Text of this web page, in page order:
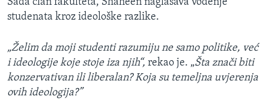
Sada član fakulteta, Shaheen naglašava vođenje
studenata kroz ideološke razlike.
„Želim da moji studenti razumiju ne samo politike, već
i ideologije koje stoje iza njih“, rekao je. „Šta znači biti
konzervativan ili liberalan? Koja su temeljna uvjerenja
ovih ideologija?”